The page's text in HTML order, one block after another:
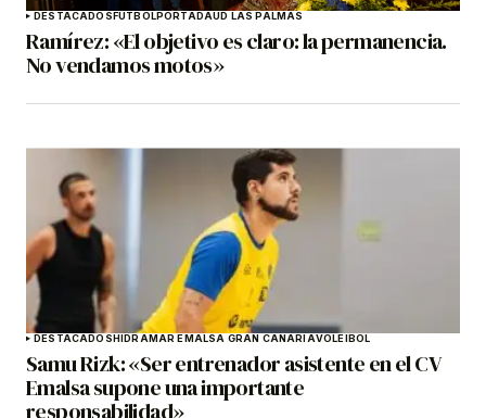
DESTACADOS FÚTBOLPORTADAUD LAS PALMAS
Ramírez: «El objetivo es claro: la permanencia.
No vendamos motos»
DESTACADOS HIDRAMAR EMALSA GRAN CANARIAVOLEIBOL
Samu Rizk: «Ser entrenador asistente en el CV
Emalsa supone una importante
responsabilidad»